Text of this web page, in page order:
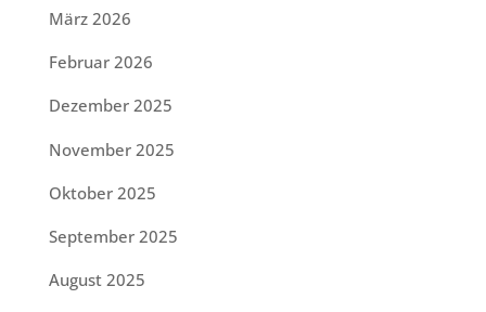
März 2026
Februar 2026
Dezember 2025
November 2025
Oktober 2025
September 2025
August 2025